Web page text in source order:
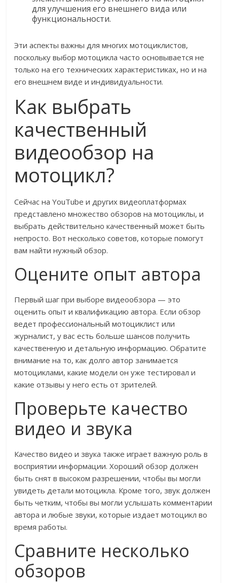
для улучшения его внешнего вида или
функциональности.
Эти аспекты важны для многих мотоциклистов,
поскольку выбор мотоцикла часто основывается не
только на его технических характеристиках, но и на
его внешнем виде и индивидуальности.
Как выбрать
качественный
видеообзор на
мотоцикл?
Сейчас на YouTube и других видеоплатформах
представлено множество обзоров на мотоциклы, и
выбрать действительно качественный может быть
непросто. Вот несколько советов, которые помогут
вам найти нужный обзор.
Оцените опыт автора
Первый шаг при выборе видеообзора — это
оценить опыт и квалификацию автора. Если обзор
ведет профессиональный мотоциклист или
журналист, у вас есть больше шансов получить
качественную и детальную информацию. Обратите
внимание на то, как долго автор занимается
мотоциклами, какие модели он уже тестировал и
какие отзывы у него есть от зрителей.
Проверьте качество
видео и звука
Качество видео и звука также играет важную роль в
восприятии информации. Хороший обзор должен
быть снят в высоком разрешении, чтобы вы могли
увидеть детали мотоцикла. Кроме того, звук должен
быть четким, чтобы вы могли услышать комментарии
автора и любые звуки, которые издает мотоцикл во
время работы.
Сравните несколько
обзоров